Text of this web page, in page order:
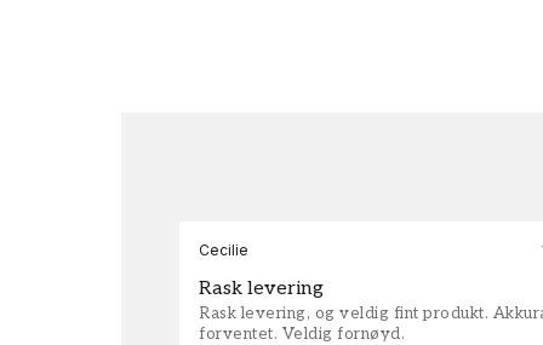
Cecilie
Rask levering
Rask levering, og veldig fint produkt.
forventet. Veldig fornøyd.